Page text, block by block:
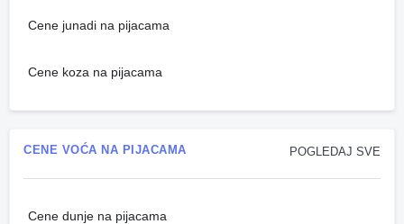
Cene junadi na pijacama
Cene koza na pijacama
POGLEDAJ SVE
CENE VOĆA NA PIJACAMA
Cene dunje na pijacama